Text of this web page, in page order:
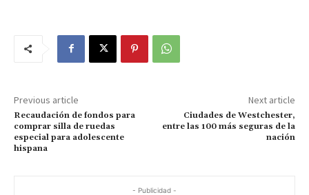
Previous article
Recaudación de fondos para
comprar silla de ruedas
especial para adolescente
hispana
Next article
Ciudades de Westchester,
entre las 100 más seguras de la
nación
- Publicidad -